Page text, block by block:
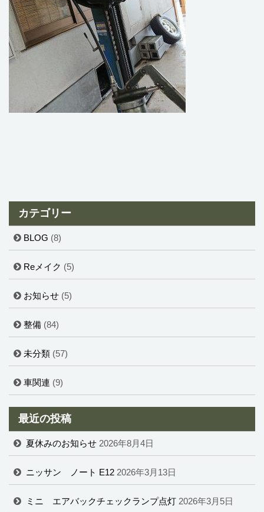
カテゴリー
BLOG (8)
Reメイク (5)
お知らせ (5)
整備 (84)
未分類 (57)
車関連 (9)
最近の投稿
夏休みのお知らせ 2026年8月4日
ニッサン ノート E12 2026年3月13日
ミニ エアバックチェックランプ点灯 2026年3月5日